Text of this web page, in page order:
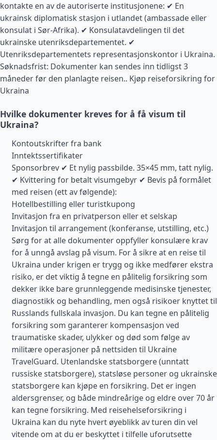
kontakte en av de autoriserte institusjonene: ✔ En
ukrainsk diplomatisk stasjon i utlandet (ambassade eller
konsulat i Sør-Afrika). ✔ Konsulatavdelingen til det
ukrainske utenriksdepartementet. ✔
Utenriksdepartementets representasjonskontor i Ukraina.
Søknadsfrist: Dokumenter kan sendes inn tidligst 3
måneder før den planlagte reisen.. Kjøp reiseforsikring for
Ukraina
Hvilke dokumenter kreves for å få visum til
Ukraina?
Kontoutskrifter fra bank
Inntektssertifikater
Sponsorbrev ✔ Et nylig passbilde. 35×45 mm, tatt nylig.
✔ Kvittering for betalt visumgebyr ✔ Bevis på formålet
med reisen (ett av følgende):
Hotellbestilling eller turistkupong
Invitasjon fra en privatperson eller et selskap
Invitasjon til arrangement (konferanse, utstilling, etc.)
Sørg for at alle dokumenter oppfyller konsulære krav
for å unngå avslag på visum. For å sikre at en reise til
Ukraina under krigen er trygg og ikke medfører ekstra
risiko, er det viktig å tegne en pålitelig forsikring som
dekker ikke bare grunnleggende medisinske tjenester,
diagnostikk og behandling, men også risikoer knyttet til
Russlands fullskala invasjon. Du kan tegne en pålitelig
forsikring som garanterer kompensasjon ved
traumatiske skader, ulykker og død som følge av
militære operasjoner på nettsiden til Ukraine
TravelGuard. Utenlandske statsborgere (unntatt
russiske statsborgere), statsløse personer og ukrainske
statsborgere kan kjøpe en forsikring. Det er ingen
aldersgrenser, og både mindreårige og eldre over 70 år
kan tegne forsikring. Med reisehelseforsikring i
Ukraina kan du nyte hvert øyeblikk av turen din vel
vitende om at du er beskyttet i tilfelle uforutsette